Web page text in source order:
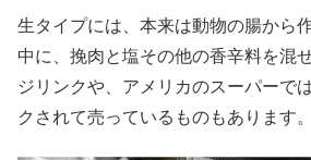
生タイプには、本来は動物の腸から
中に、挽肉と塩その他の香辛料を混
ジリンクや、アメリカのスーパーで
クされて売っているものもあります。